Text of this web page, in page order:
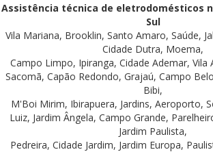
Assistência técnica de eletrodomésticos
Sul
Vila Mariana, Brooklin, Santo Amaro, Saúde,
Cidade Dutra, Moema,
Campo Limpo, Ipiranga, Cidade Ademar, Vila
Sacomã, Capão Redondo, Grajaú, Campo
Bibi,
M'Boi Mirim, Ibirapuera, Jardins, Aeroporto,
Luiz, Jardim Ângela, Campo Grande,
Jardim Paulista,
Pedreira, Cidade Jardim, Jardim Europa,